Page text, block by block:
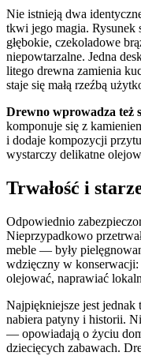
Nie istnieją dwa
tkwi jego magia. Rysunek
głębokie, czekoladowe
niepowtarzalne. Jedna
litego drewna zamienia
staje się małą rzeźbą
Drewno wprowadza też
komponuje się z
i dodaje kompozycji
wystarczy delikatne
Trwałość i
Odpowiednio
Nieprzypadkowo
meble — były
wdzięczny w
olejować, naprawiać
Najpiękniejsze jest jednak
nabiera patyny i historii.
— opowiadają o życiu
dziecięcych zabawach.